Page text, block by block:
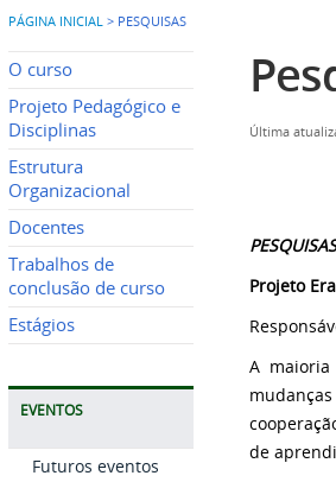
PÁGINA INICIAL > PESQUISAS
O curso
Projeto Pedagógico e
Disciplinas
Estrutura
Organizacional
Docentes
Trabalhos de
conclusão de curso
Estágios
EVENTOS
Futuros eventos
Última
Projeto
A maioria
de